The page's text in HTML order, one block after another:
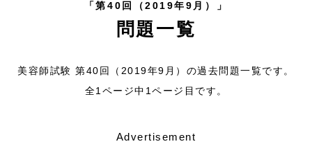
「第40回（2019年9月）」
問題一覧
美容師試験 第40回（2019年9月）の過去問題一覧です。
全1ページ中1ページ目です。
Advertisement